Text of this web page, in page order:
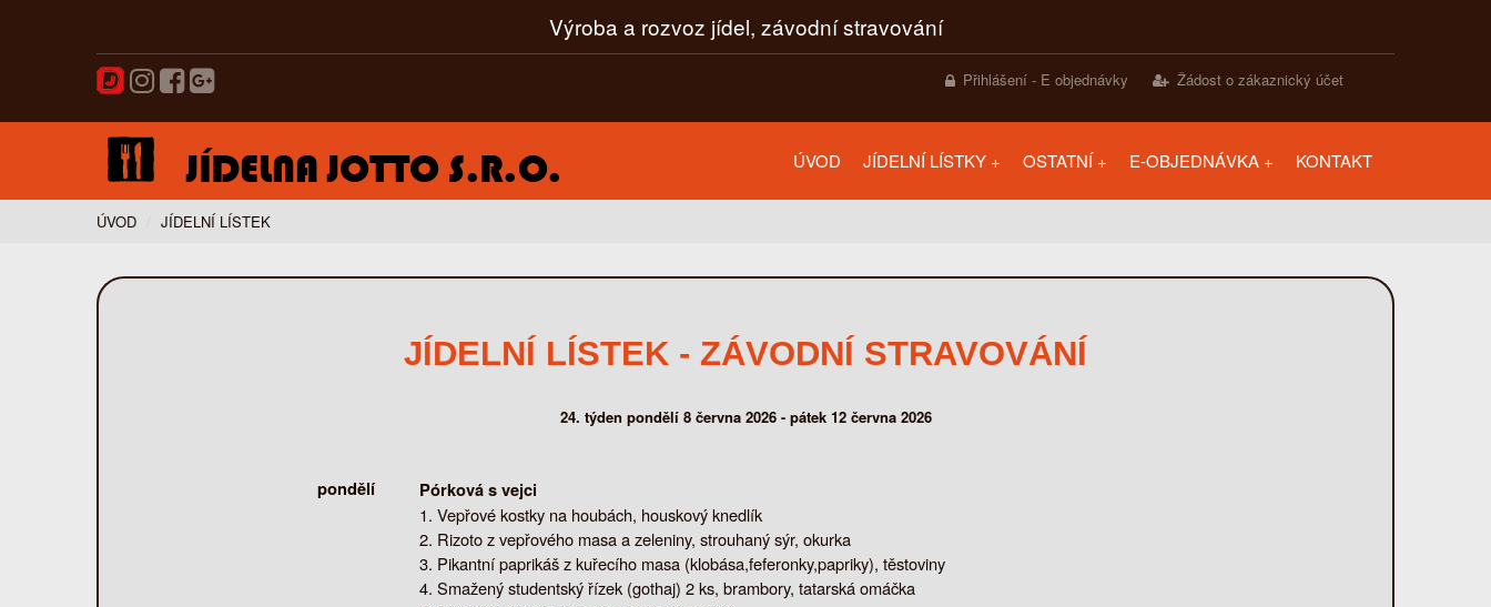
Výroba a rozvoz jídel, závodní stravování
Přihlášení - E objednávky Žádost o zákaznický účet
ÚVOD JÍDELNÍ LÍSTKY OSTATNÍ E-OBJEDNÁVKA KONTAKT
ÚVOD JÍDELNÍ LÍSTEK
JÍDELNÍ LÍSTEK - ZÁVODNÍ STRAVOVÁNÍ
24. týden pondělí 8 června 2026 - pátek 12 června 2026
pondělí
Pórková s vejci
Vepřové kostky na houbách, houskový knedlík
Rizoto z vepřového masa a zeleniny, strouhaný sýr, okurka
Pikantní paprikáš z kuřecího masa (klobása,feferonky,papriky), těstoviny
Smažený studentský řízek (gothaj) 2 ks, brambory, tatarská omáčka